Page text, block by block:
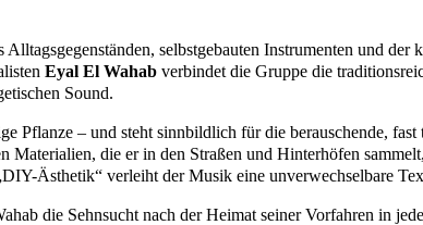
selbstgebauten Instrumenten und
Eyal El Wahab verbindet die Gruppe die
Sound.
Pflanze – und steht sinnbildlich für die berauschende,
die er in den Straßen und Hinterhöfen
Ästhetik“ verleiht der Musik eine unverwechselbare
die Sehnsucht nach der Heimat seiner Vorfahren in